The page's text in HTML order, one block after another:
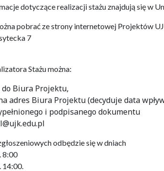
dotyczące realizacji stażu znajdują się w
pobrać ze strony internetowej Projektów
7
Stażu można:
Biura Projektu,
adres Biura Projektu (decyduje data
i podpisanego dokumentu
odbędzie się w dniach
8:00
14:00.